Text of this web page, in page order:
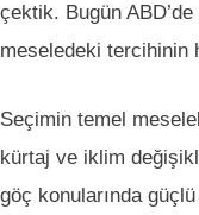
çektik. Bugün
meseledeki tercihinin
Seçimin temel
kürtaj ve iklim
göç konularında